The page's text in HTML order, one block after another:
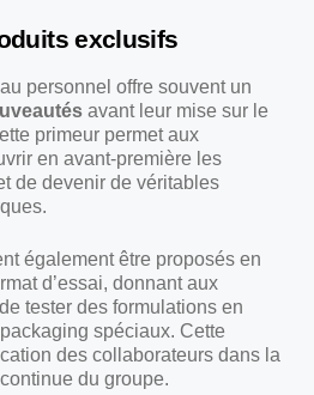
exclusifs
personnel offre souvent un
avant leur mise sur le
primeur permet aux
en avant-première les
de devenir de véritables
également être proposés en
d’essai, donnant aux
tester des formulations en
spéciaux. Cette
des collaborateurs dans la
du groupe.